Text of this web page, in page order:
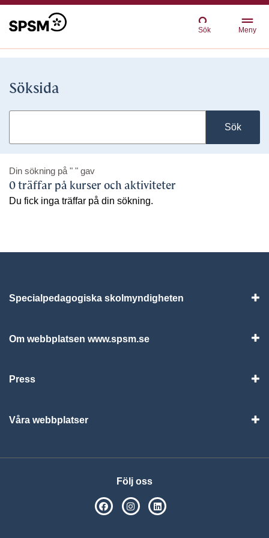
Sök Meny
Söksida
Sök
Din sökning på " " gav
0 träffar på kurser och aktiviteter
Du fick inga träffar på din sökning.
Specialpedagogiska skolmyndigheten
Om webbplatsen www.spsm.se
Press
Våra webbplatser
Följ oss
SPSM på Facebook
SPSM på Instagram